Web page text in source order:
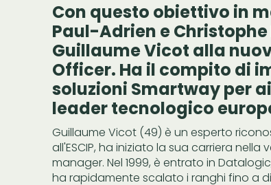
Con questo obiettivo in
Paul-Adrien e
Guillaume Vicot alla
Officer. Ha il compito di
soluzioni Smartway per
leader tecnologico
Guillaume Vicot (49) è un esperto
all'ESCIP, ha iniziato la sua carriera
manager. Nel 1999, è entrato in
ha rapidamente scalato i ranghi fino a